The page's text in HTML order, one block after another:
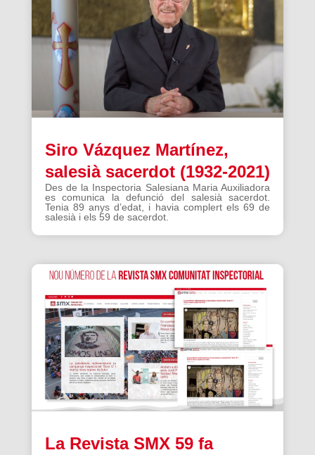
Siro Vázquez Martínez,
salesià sacerdot (1932-2021)
Des de la Inspectoria Salesiana Maria Auxiliadora
es comunica la defunció del salesià sacerdot.
Tenia 89 anys d’edat, i havia complert els 69 de
salesià i els 59 de sacerdot.
La Revista SMX 59 fa